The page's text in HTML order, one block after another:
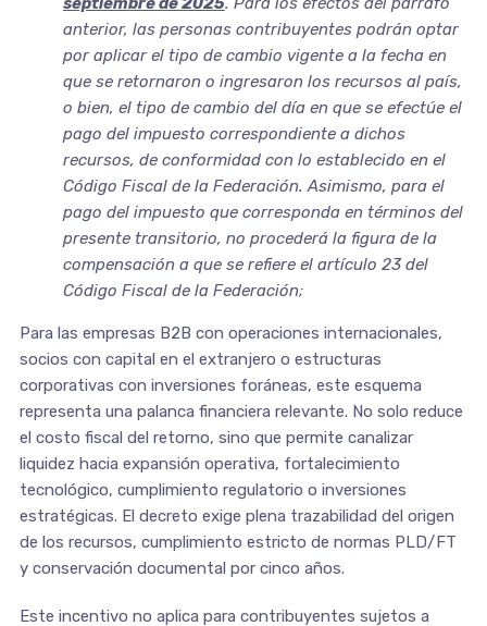
anterior, las personas contribuyentes podrán optar
por aplicar el tipo de cambio vigente a la fecha en
que se retornaron o ingresaron los recursos al país,
o bien, el tipo de cambio del día en que se efectúe el
pago del impuesto correspondiente a dichos
recursos, de conformidad con lo establecido en el
Código Fiscal de la Federación. Asimismo, para el
pago del impuesto que corresponda en términos del
presente transitorio, no procederá la figura de la
compensación a que se refiere el artículo 23 del
Código Fiscal de la Federación;
Para las empresas B2B con operaciones internacionales,
socios con capital en el extranjero o estructuras
corporativas con inversiones foráneas, este esquema
representa una palanca financiera relevante. No solo reduce
el costo fiscal del retorno, sino que permite canalizar
liquidez hacia expansión operativa, fortalecimiento
tecnológico, cumplimiento regulatorio o inversiones
estratégicas. El decreto exige plena trazabilidad del origen
de los recursos, cumplimiento estricto de normas PLD/FT
y conservación documental por cinco años.
Este incentivo no aplica para contribuyentes sujetos a